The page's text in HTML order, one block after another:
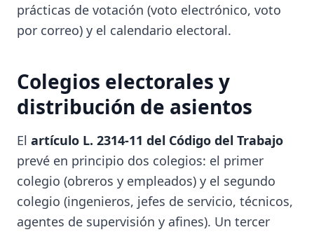
prácticas de votación (voto electrónico, voto
por correo) y el calendario electoral.
Colegios electorales y
distribución de asientos
El artículo L. 2314-11 del Código del Trabajo
prevé en principio dos colegios: el primer
colegio (obreros y empleados) y el segundo
colegio (ingenieros, jefes de servicio, técnicos,
agentes de supervisión y afines). Un tercer